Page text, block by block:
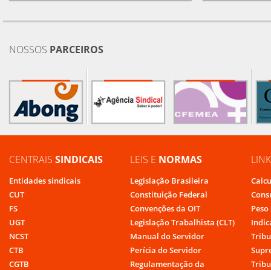
NOSSOS PARCEIROS
CENTRAIS SINDICAIS
Entidades sindicais
CUT
FS
UGT
NCST
CTB
CGTB
LEIS E NORMAS
Legislação Brasileira
Constituição Federal
Convenções da OIT
Legislação Trabalhista (CLT)
Manual do Servidor
Perícia do Servidor
Regulamentação da